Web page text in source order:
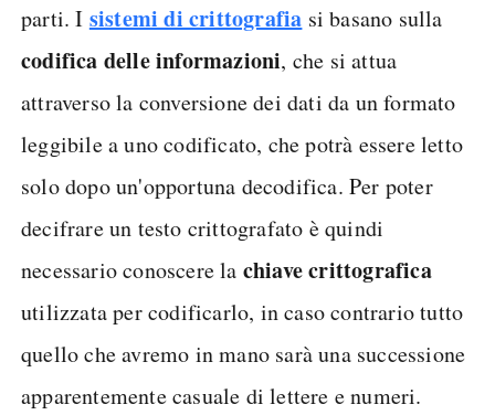
parti. I sistemi di crittografia si basano sulla
codifica delle informazioni, che si attua
attraverso la conversione dei dati da un formato
leggibile a uno codificato, che potrà essere letto
solo dopo un'opportuna decodifica. Per poter
decifrare un testo crittografato è quindi
necessario conoscere la chiave crittografica
utilizzata per codificarlo, in caso contrario tutto
quello che avremo in mano sarà una successione
apparentemente casuale di lettere e numeri.